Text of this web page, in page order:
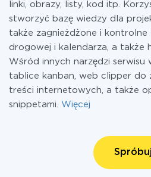
linki, obrazy, listy, kod itp.
stworzyć bazę wiedzy dla
także zagnieżdżone i kontrolne
drogowej i kalendarza, a także
Wśród innych narzędzi
tablice kanban, web clipper do
treści internetowych, a także
snippetami. Więcej
Spróbuj